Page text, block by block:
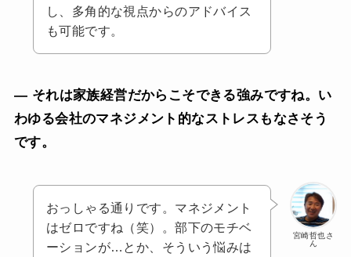
し、多角的な視点からのアドバイス
も可能です。
— それは家族経営だからこそできる強みですね。い
わゆる会社のマネジメント的なストレスもなさそう
です。
宮崎哲也さ
ん
おっしゃる通りです。マネジメント
はゼロですね（笑）。部下のモチベ
ーションが…とか、そういう悩みは